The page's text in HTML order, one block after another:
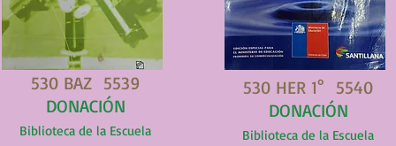
530 BAZ 5539
DONACIÓN
Biblioteca de la Escuela
530 HER 1° 5540
DONACIÓN
Biblioteca de la Escuela